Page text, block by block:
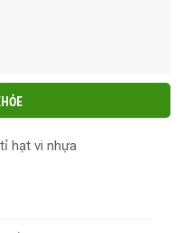
hạt vi nhựa